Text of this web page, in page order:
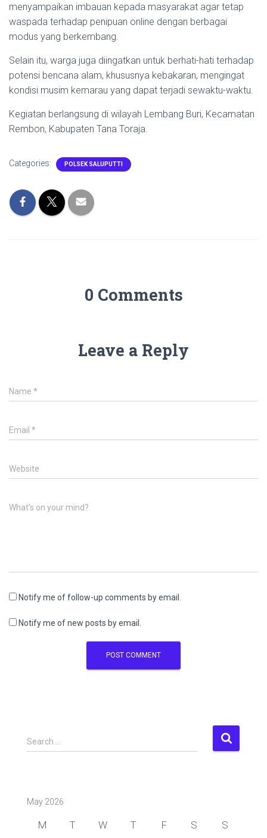
menyampaikan imbauan kepada masyarakat agar tetap
waspada terhadap penipuan online dengan berbagai
modus yang berkembang.
Selain itu, warga juga diingatkan untuk berhati-hati terhadap
potensi bencana alam, khususnya kebakaran, mengingat
kondisi musim kemarau yang dapat terjadi sewaktu-waktu.
Kegiatan berlangsung di wilayah Lembang Buri, Kecamatan
Rembon, Kabupaten Tana Toraja.
Categories: POLSEK SALUPUTTI
0 Comments
Leave a Reply
Name *
Email *
Website
What's on your mind?
Notify me of follow-up comments by email.
Notify me of new posts by email.
S
e
h
Search …
May 2026
M T W T F S S